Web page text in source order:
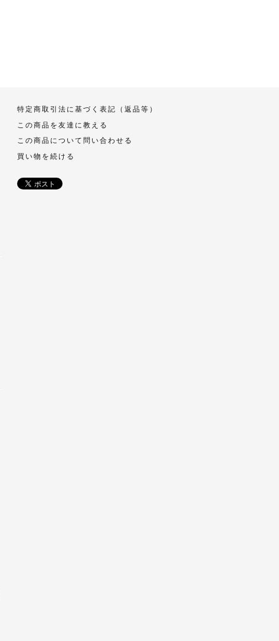
特定商取引法に基づく表記（返品等）
この商品を友達に教える
この商品について問い合わせる
買い物を続ける